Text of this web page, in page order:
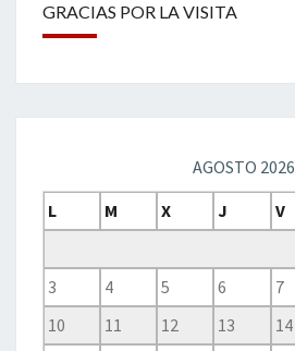
GRACIAS POR LA VISITA
AGOSTO 2026
L
M X J V
3
4 5 6 7
10
11 12 13 14